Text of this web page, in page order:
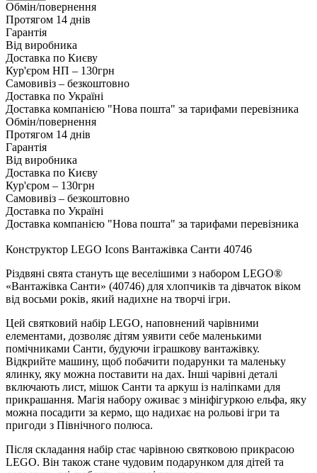
Обмін/повернення
Протягом 14 днів
Гарантія
Від виробника
Доставка по Києву
Кур'єром НП – 130грн
Самовивіз – безкоштовно
Доставка по Україні
Доставка компанією "Нова пошта" за тарифами перевізника
Обмін/повернення
Протягом 14 днів
Гарантія
Від виробника
Доставка по Києву
Кур'єром – 130грн
Самовивіз – безкоштовно
Доставка по Україні
Доставка компанією "Нова пошта" за тарифами перевізника
Конструктор LEGO Icons Вантажівка Санти 40746
Різдвяні свята стануть ще веселішими з набором LEGO®
«Вантажівка Санти» (40746) для хлопчиків та дівчаток віком
від восьми років, який надихне на творчі ігри.
Цей святковий набір LEGO, наповнений чарівними
елементами, дозволяє дітям уявити себе маленькими
помічниками Санти, будуючи іграшкову вантажівку.
Відкрийте машину, щоб побачити подарунки та маленьку
ялинку, яку можна поставити на дах. Інші чарівні деталі
включають лист, мішок Санти та аркуш із наліпками для
прикрашання. Магія набору оживає з мініфігуркою ельфа, яку
можна посадити за кермо, що надихає на рольові ігри та
пригоди з Північного полюса.
Після складання набір стає чарівною святковою прикрасою
LEGO. Він також стане чудовим подарунком для дітей та